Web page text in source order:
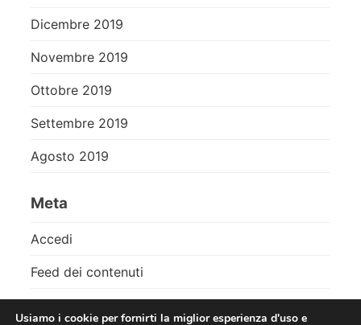
Dicembre 2019
Novembre 2019
Ottobre 2019
Settembre 2019
Agosto 2019
Meta
Accedi
Feed dei contenuti
Usiamo i cookie per fornirti la miglior esperienza d'uso e